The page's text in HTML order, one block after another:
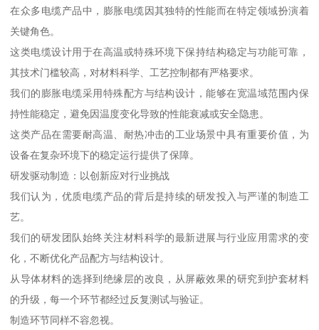
在众多电缆产品中，膨胀电缆因其独特的性能而在特定领域扮演着
关键角色。
这类电缆设计用于在高温或特殊环境下保持结构稳定与功能可靠，
其技术门槛较高，对材料科学、工艺控制都有严格要求。
我们的膨胀电缆采用特殊配方与结构设计，能够在宽温域范围内保
持性能稳定，避免因温度变化导致的性能衰减或安全隐患。
这类产品在需要耐高温、耐热冲击的工业场景中具有重要价值，为
设备在复杂环境下的稳定运行提供了保障。
研发驱动制造：以创新应对行业挑战
我们认为，优质电缆产品的背后是持续的研发投入与严谨的制造工
艺。
我们的研发团队始终关注材料科学的最新进展与行业应用需求的变
化，不断优化产品配方与结构设计。
从导体材料的选择到绝缘层的改良，从屏蔽效果的研究到护套材料
的升级，每一个环节都经过反复测试与验证。
制造环节同样不容忽视。